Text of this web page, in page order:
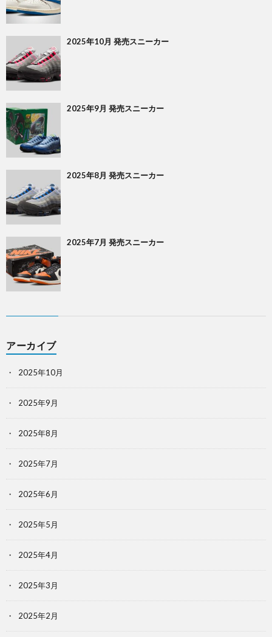
2025年10月 発売スニーカー
2025年9月 発売スニーカー
2025年8月 発売スニーカー
2025年7月 発売スニーカー
アーカイブ
2025年10月
2025年9月
2025年8月
2025年7月
2025年6月
2025年5月
2025年4月
2025年3月
2025年2月